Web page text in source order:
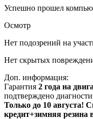
Успешно прошел
Осмотр
Нет подозрений на
Нет скрытых
Доп. информация:
Гарантия 2 года на
подтверждено
Только до 10 августа!
кредит+зимняя резина